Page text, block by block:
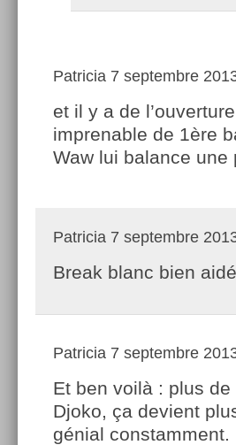
Patricia 7 septembre
et il y a de
imprenable de 1ère
Waw lui balance
Patricia 7 septembre
Break blanc bien
Patricia 7 septembre
Et ben voilà : plus
Djoko, ça devient
génial